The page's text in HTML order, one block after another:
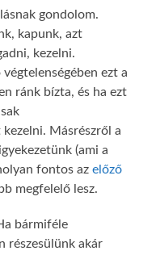
gondolom.
kapunk, azt
kezelni.
ezt a
ránk bízta, és ha ezt
Másrészről a
(ami a
fontos azelőző
megfelelő lesz.
bármiféle
részesülünk akár